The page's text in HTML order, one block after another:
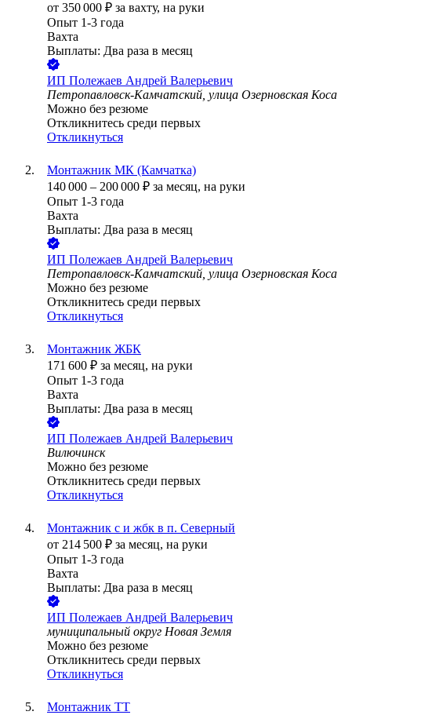
от 350 000 ₽ за вахту, на руки
Опыт 1-3 года
Вахта
Выплаты: Два раза в месяц
ИП Полежаев Андрей Валерьевич
Петропавловск-Камчатский, улица Озерновская Коса
Можно без резюме
Откликнитесь среди первых
Откликнуться
Монтажник МК (Камчатка)
140 000 – 200 000 ₽ за месяц, на руки
Опыт 1-3 года
Вахта
Выплаты: Два раза в месяц
ИП Полежаев Андрей Валерьевич
Петропавловск-Камчатский, улица Озерновская Коса
Можно без резюме
Откликнитесь среди первых
Откликнуться
Монтажник ЖБК
171 600 ₽ за месяц, на руки
Опыт 1-3 года
Вахта
Выплаты: Два раза в месяц
ИП Полежаев Андрей Валерьевич
Вилючинск
Можно без резюме
Откликнитесь среди первых
Откликнуться
Монтажник с и жбк в п. Северный
от 214 500 ₽ за месяц, на руки
Опыт 1-3 года
Вахта
Выплаты: Два раза в месяц
ИП Полежаев Андрей Валерьевич
муниципальный округ Новая Земля
Можно без резюме
Откликнитесь среди первых
Откликнуться
Монтажник ТТ